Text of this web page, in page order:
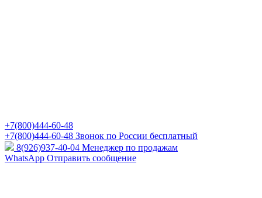
+7(800)444-60-48
+7(800)444-60-48 Звонок по России бесплатный
8(926)937-40-04 Менеджер по продажам
WhatsApp Отправить сообщение